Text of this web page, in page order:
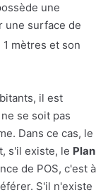
une
une surface de
mètres et son
il est
se soit pas
Dans ce cas, le
s'il existe, le Plan
de POS, c'est à
S'il n'existe